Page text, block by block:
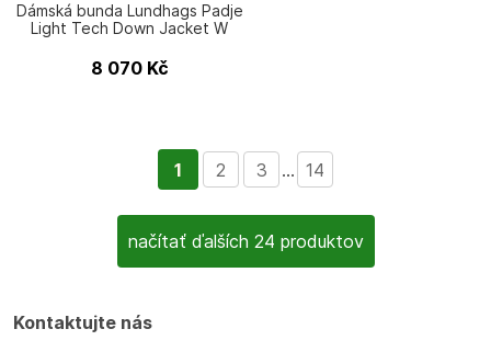
Dámská bunda Lundhags Padje
Light Tech Down Jacket W
8 070 Kč
1 2 3 ... 14
načítať ďalších 24 produktov
Kontaktujte nás